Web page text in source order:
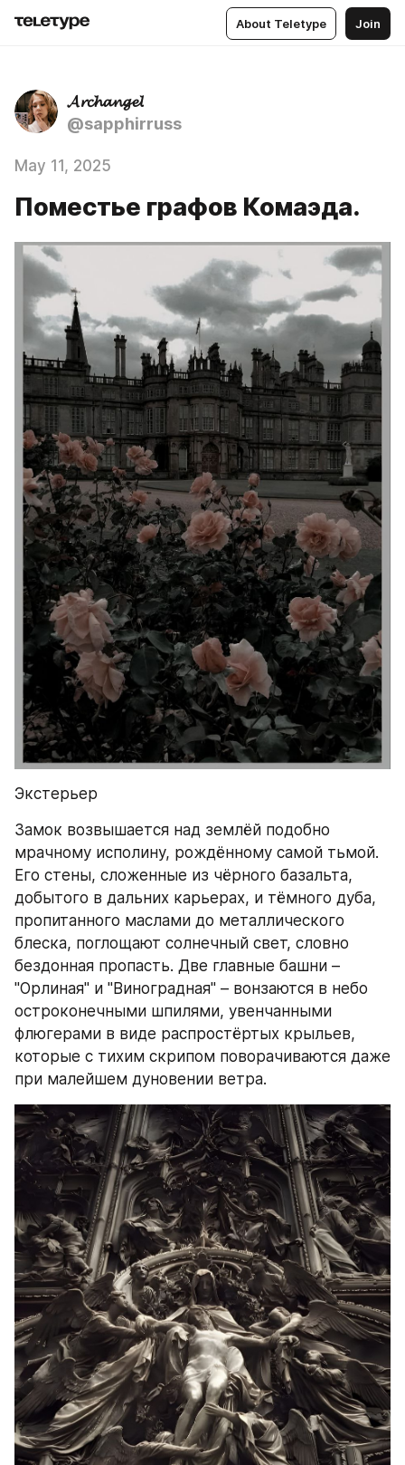
About Teletype Join
𝓐𝓻𝓬𝓱𝓪𝓷𝓰𝓮𝓵
@sapphirruss
May 11, 2025
Поместье графов Комаэда.
Экстерьер
Замок возвышается над землёй подобно
мрачному исполину, рождённому самой тьмой.
Его стены, сложенные из чёрного базальта,
добытого в дальних карьерах, и тёмного дуба,
пропитанного маслами до металлического
блеска, поглощают солнечный свет, словно
бездонная пропасть. Две главные башни –
"Орлиная" и "Виноградная" – вонзаются в небо
остроконечными шпилями, увенчанными
флюгерами в виде распростёртых крыльев,
которые с тихим скрипом поворачиваются даже
при малейшем дуновении ветра.